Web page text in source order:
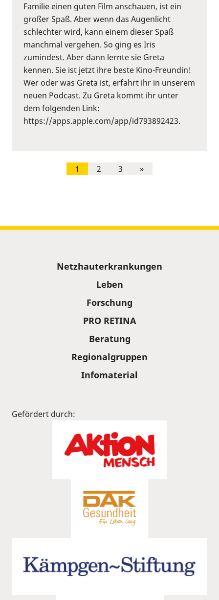
Familie einen guten Film anschauen, ist ein
großer Spaß. Aber wenn das Augenlicht
schlechter wird, kann einem dieser Spaß
manchmal vergehen. So ging es Iris
zumindest. Aber dann lernte sie Greta
kennen. Sie ist jetzt ihre beste Kino-Freundin!
Wer oder was Greta ist, erfahrt ihr in unserem
neuen Podcast. Zu Greta kommt ihr unter
dem folgenden Link:
https://apps.apple.com/app/id793892423.
1 2 3 »
Netzhauterkrankungen
Leben
Forschung
PRO RETINA
Beratung
Regionalgruppen
Infomaterial
Gefördert durch: